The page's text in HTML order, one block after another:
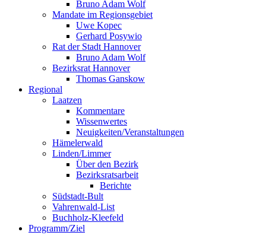
Bruno Adam Wolf
Mandate im Regionsgebiet
Uwe Kopec
Gerhard Posywio
Rat der Stadt Hannover
Bruno Adam Wolf
Bezirksrat Hannover
Thomas Ganskow
Regional
Laatzen
Kommentare
Wissenwertes
Neuigkeiten/Veranstaltungen
Hämelerwald
Linden/Limmer
Über den Bezirk
Bezirksratsarbeit
Berichte
Südstadt-Bult
Vahrenwald-List
Buchholz-Kleefeld
Programm/Ziel